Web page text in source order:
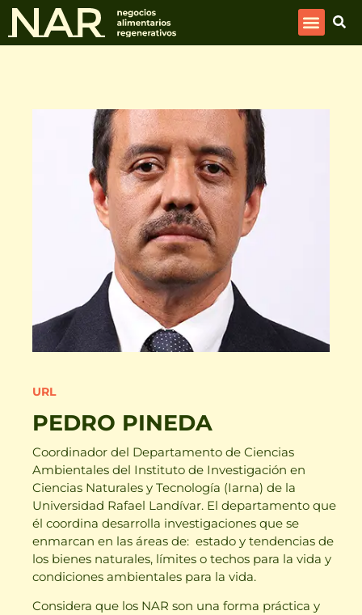
URL
PEDRO PINEDA
Coordinador del Departamento de Ciencias
Ambientales del Instituto de Investigación en
Ciencias Naturales y Tecnología (Iarna) de la
Universidad Rafael Landívar. El departamento que
él coordina desarrolla investigaciones que se
enmarcan en las áreas de: estado y tendencias de
los bienes naturales, límites o techos para la vida y
condiciones ambientales para la vida.
Considera que los NAR son una forma práctica y